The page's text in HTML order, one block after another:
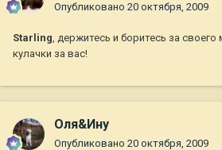
Опубликовано 20 октября, 2009
Starling, держитесь и боритесь за
кулачки за вас!
Оля&Ину
Опубликовано 20 октября, 2009